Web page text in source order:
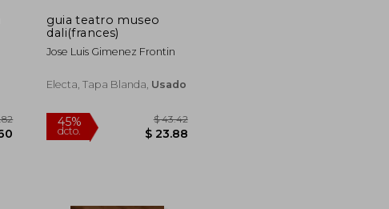
guia teatro museo
dali(frances)
Jose Luis Gimenez Frontin
Electa, Tapa Blanda, Usado